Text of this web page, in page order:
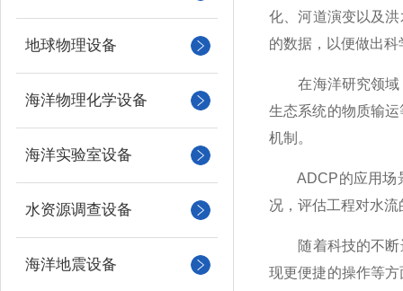
地球物理设备
海洋物理化学设备
海洋实验室设备
水资源调查设备
海洋地震设备
化、河道演变以及
的数据，以便做出
在海洋研究领域，
生态系统的物质输
机制。
ADCP的应用场景
况，评估工程对水
随着科技的不断进
现更便捷的操作等